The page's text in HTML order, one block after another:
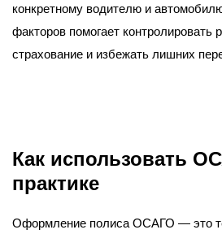
конкретному водителю и
факторов помогает контролировать
страхование и избежать лишних
Как использовать
практике
Оформление полиса ОСАГО — это